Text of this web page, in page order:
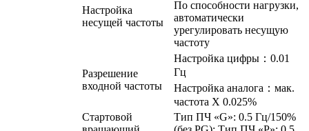
Настройка
несущей частоты
По способности нагрузки,
автоматически
урегулировать несущую
частоту
Разрешение
входной частоты
Настройка цифры：0.01
Гц
Настройка аналога：мак.
частота X 0.025%
Стартовой
Тип ПЧ «G»: 0.5 Гц/150%